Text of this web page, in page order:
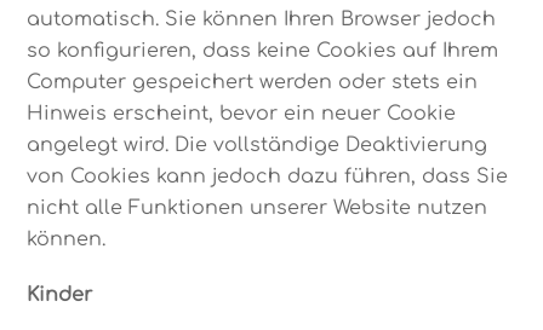
automatisch. Sie können Ihren Browser jedoch
so konfigurieren, dass keine Cookies auf Ihrem
Computer gespeichert werden oder stets ein
Hinweis erscheint, bevor ein neuer Cookie
angelegt wird. Die vollständige Deaktivierung
von Cookies kann jedoch dazu führen, dass Sie
nicht alle Funktionen unserer Website nutzen
können.
Kinder